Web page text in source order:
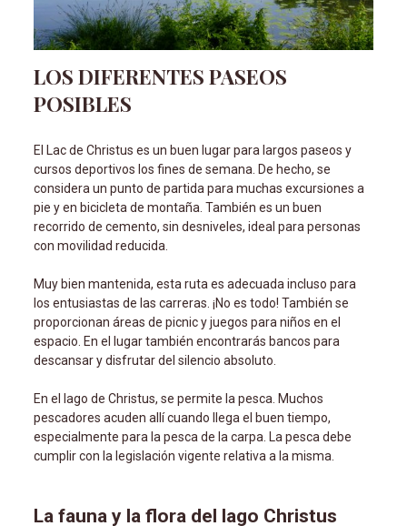
LOS DIFERENTES PASEOS
POSIBLES
El Lac de Christus es un buen lugar para largos paseos y
cursos deportivos los fines de semana. De hecho, se
considera un punto de partida para muchas excursiones a
pie y en bicicleta de montaña. También es un buen
recorrido de cemento, sin desniveles, ideal para personas
con movilidad reducida.
Muy bien mantenida, esta ruta es adecuada incluso para
los entusiastas de las carreras. ¡No es todo! También se
proporcionan áreas de picnic y juegos para niños en el
espacio. En el lugar también encontrarás bancos para
descansar y disfrutar del silencio absoluto.
En el lago de Christus, se permite la pesca. Muchos
pescadores acuden allí cuando llega el buen tiempo,
especialmente para la pesca de la carpa. La pesca debe
cumplir con la legislación vigente relativa a la misma.
La fauna y la flora del lago Christus